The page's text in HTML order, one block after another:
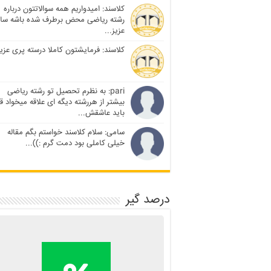
کلاسند: امیدواریم همه سوالاتتون درباره
رشته ریاضی محض برطرف شده باشه
عزیز...
کلاسند: فرمایشتون کاملا درسته پری
pari: به نظرم تحصیل تو رشته ریاضی
بیشتر از هررشته دیگه ای علاقه میخواد
باید عاشقش...
سامی: سلام کلاسند خواستم بگم مقاله
خیلی کاملی بود دمت گرم :))...
درصد گیر